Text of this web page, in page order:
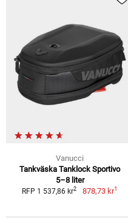
Vanucci
Tankväska Tanklock Sportivo
5–8 liter
RFP 1 537,86 kr2 878,73 kr1